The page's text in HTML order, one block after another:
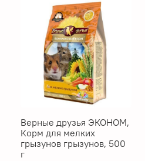
Верные друзья ЭКОНОМ,
Корм для мелких
грызунов грызунов, 500
г